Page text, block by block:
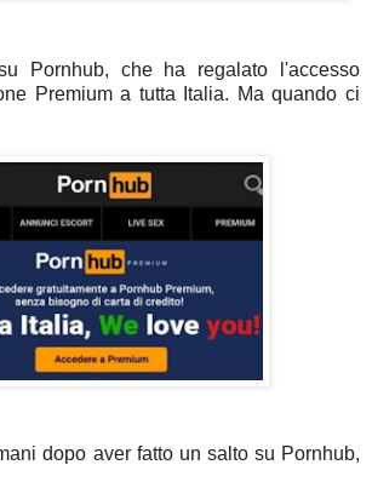
Pornhub, che ha regalato l'accesso
Premium a tutta Italia. Ma quando ci
dopo aver fatto un salto su Pornhub,